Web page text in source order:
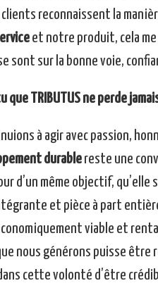
reconnaissent la
et notre produit, cela
sont sur la bonne voie,
TRIBUTUS ne perde
à agir avec passion,
durablereste une
d’un même objectif, qu’elle
et pièce à part
viable et
nous générons puisse être
cette volonté d’être